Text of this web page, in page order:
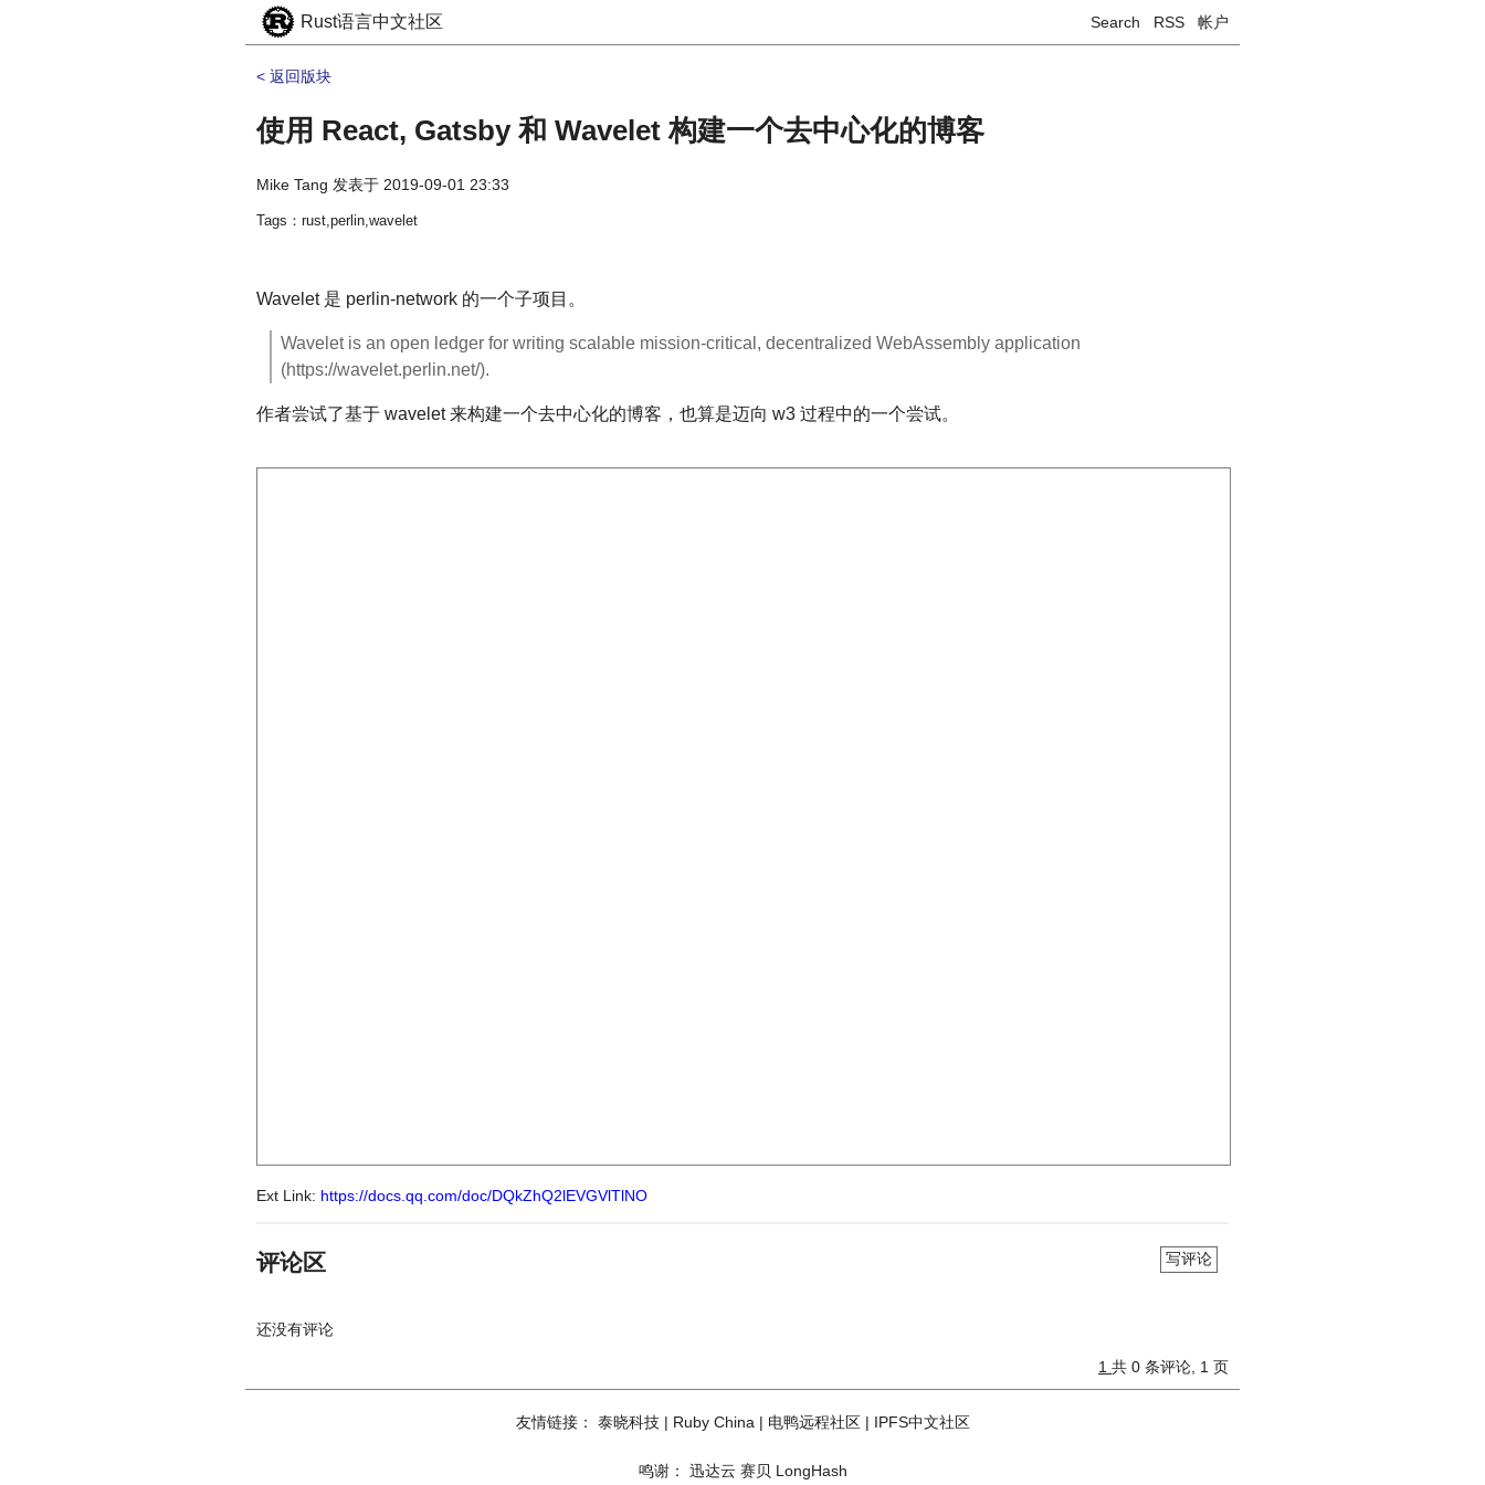
Rust语言中文社区 Search RSS 帐户
< 返回版块
使用 React, Gatsby 和 Wavelet 构建一个去中心化的博客
Mike Tang 发表于 2019-09-01 23:33
Tags：rust,perlin,wavelet
Wavelet 是 perlin-network 的一个子项目。
Wavelet is an open ledger for writing scalable mission-critical, decentralized WebAssembly application
(https://wavelet.perlin.net/).
作者尝试了基于 wavelet 来构建一个去中心化的博客，也算是迈向 w3 过程中的一个尝试。
Ext Link: https://docs.qq.com/doc/DQkZhQ2lEVGVlTlNO
评论区 写评论
还没有评论
1 共 0 条评论, 1 页
友情链接： 泰晓科技| Ruby China | 电鸭远程社区| IPFS中文社区
鸣谢： 迅达云 赛贝 LongHash